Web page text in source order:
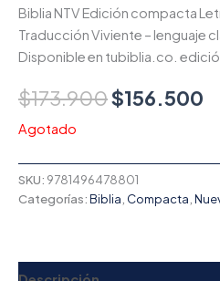
Biblia NTV Edición compacta
Traducción Viviente – lenguaje
Disponible en tubiblia.co.
$173.900$156.500
Agotado
SKU: 9781496478801
Categorías:Biblia Compacta